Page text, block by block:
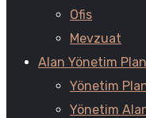
Ofis
Mevzuat
Alan Yönetim
Yönetim
Yönetim